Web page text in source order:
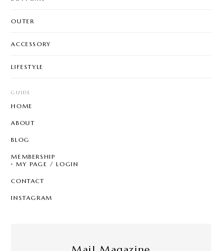
OUTER
ACCESSORY
LIFESTYLE
GUIDE
HOME
ABOUT
BLOG
MEMBERSHIP
MY PAGE / LOGIN
CONTACT
INSTAGRAM